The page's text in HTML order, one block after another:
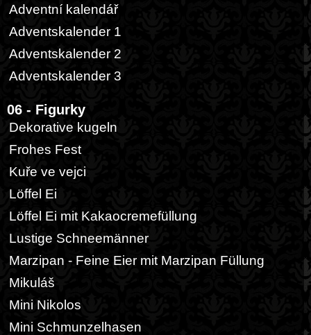
Adventní kalendář
Adventskalender 1
Adventskalender 2
Adventskalender 3
06 - Figurky
Dekorative kugeln
Frohes Fest
Kuře ve vejci
Löffel Ei
Löffel Ei mit Kakaocremefüllung
Lustige Schneemänner
Marzipan - Feine Eier mit Marzipan Füllung
Mikuláš
Mini Nikolos
Mini Schmunzelhasen